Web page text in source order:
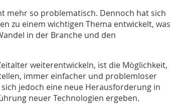
mehr so problematisch. Dennoch hat sich
zu einem wichtigen Thema entwickelt, was
in der Branche und den
weiterentwickeln, ist die Möglichkeit,
immer einfacher und problemloser
jedoch eine neue Herausforderung in
neuer Technologien ergeben.